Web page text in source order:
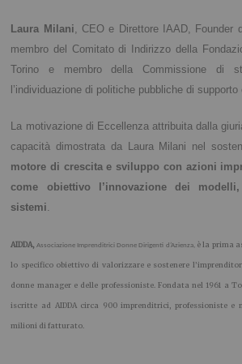
Laura Milani, CEO e Direttore IAAD, Founder
membro del Comitato di Indirizzo della
Torino e membro della Commissione di
l’individuazione di politiche pubbliche di
La motivazione di Eccellenza attribuita dalla
capacità dimostrata da Laura Milani nel
motore di crescita e sviluppo con azioni
come obiettivo l’innovazione dei
sistemi.
AIDDA, Associazione Imprenditrici Donne Dirigenti d’Azienza,è la prima
lo specifico obiettivo di valorizzare e sostenere
donne manager e delle professioniste. Fondata nel 1961 a
iscritte ad AIDDA circa 900 imprenditrici, professioniste e
milioni di fatturato.